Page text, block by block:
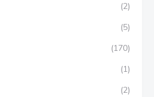
(2)
(5)
(170)
(1)
(2)